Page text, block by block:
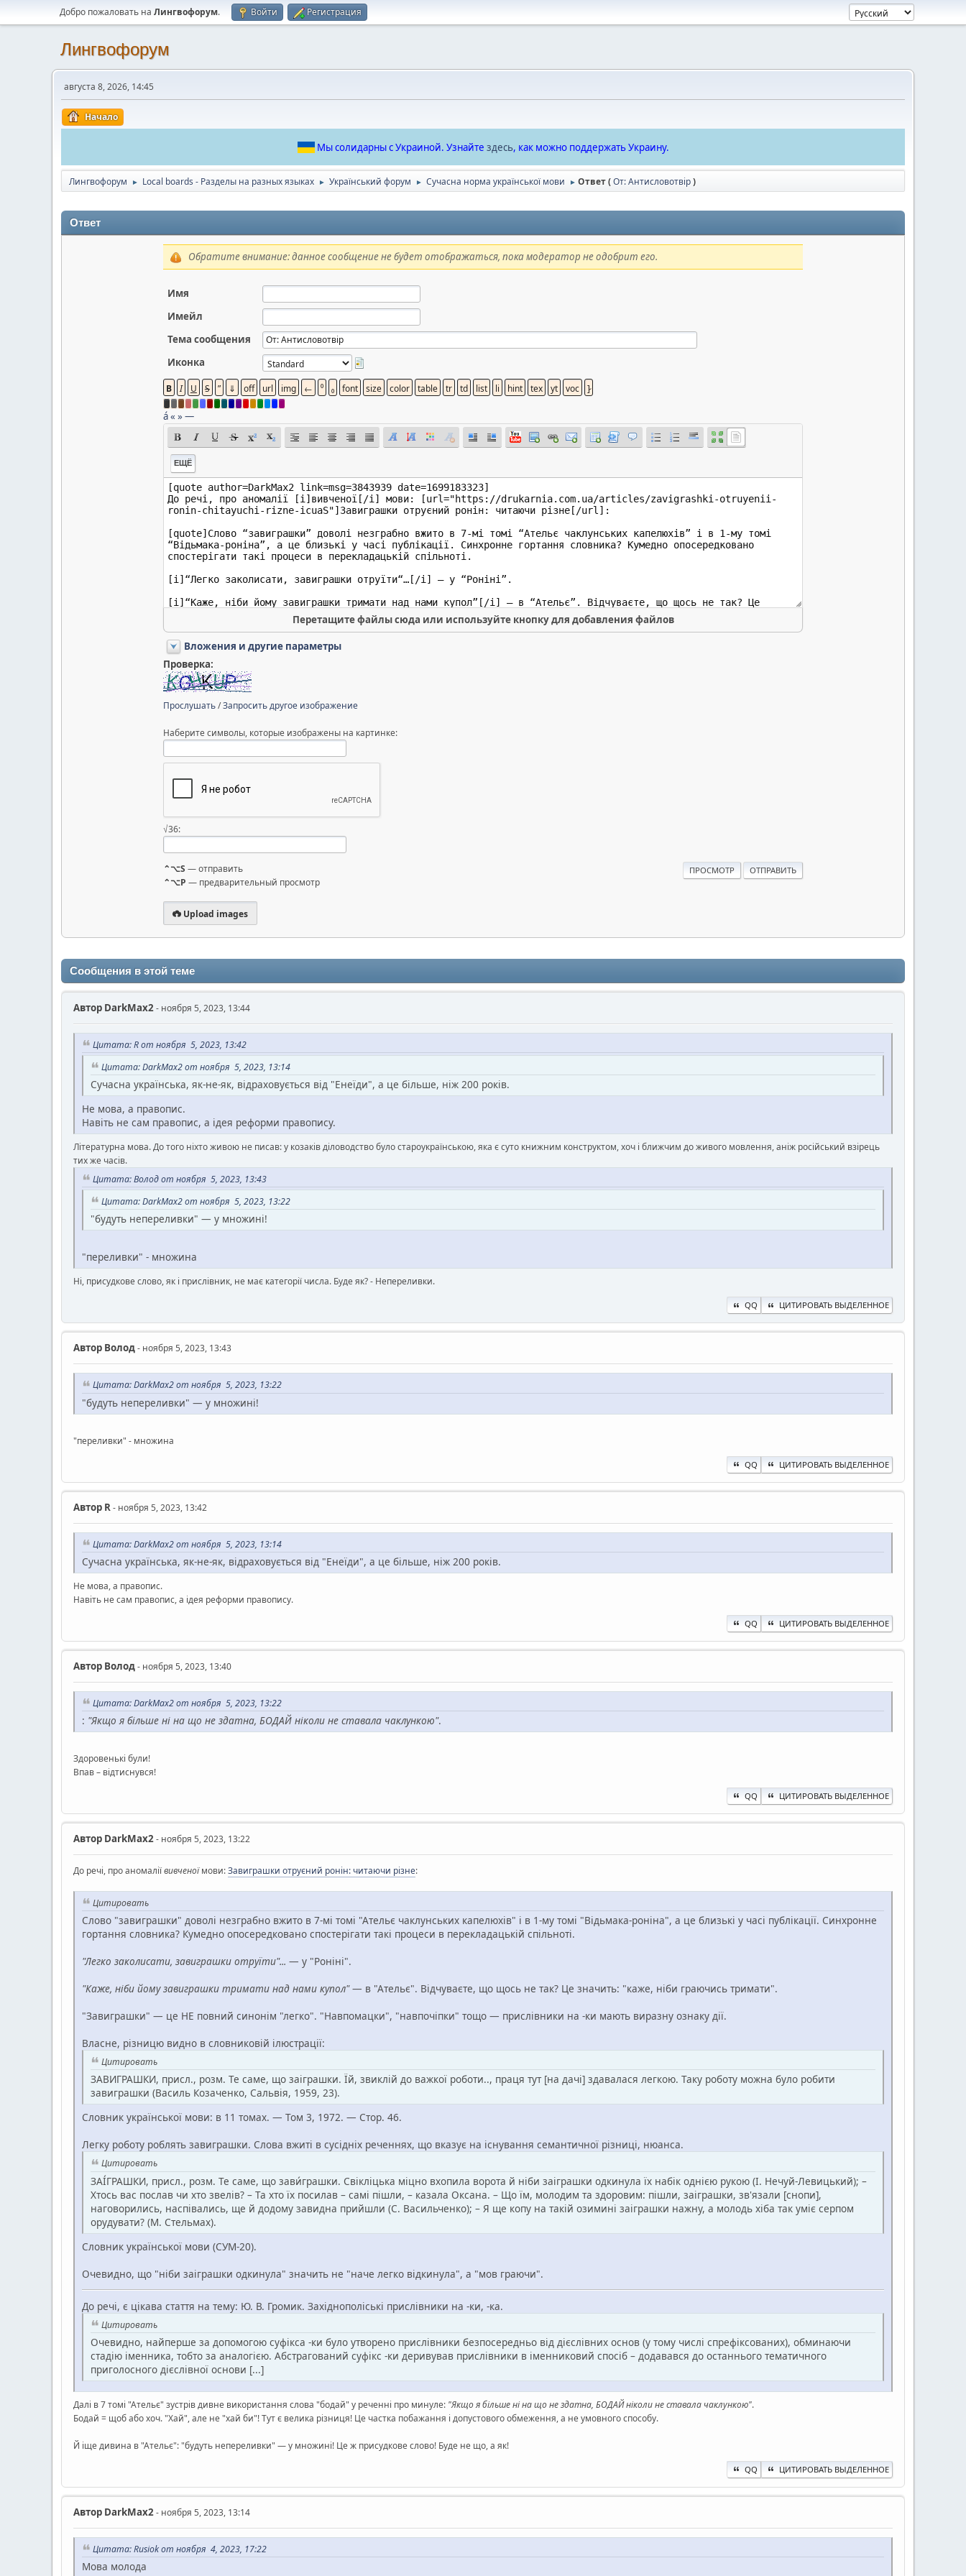
Добро пожаловать на Лингвофорум. Войти Регистрация
Лингвофорум
августа 8, 2026, 14:45
Начало
Мы солидарны с Украиной. Узнайте здесь, как можно поддержать Украину.
Лингвофорум ► Local boards - Разделы на разных языках ► Український форум ► Сучасна норма української мови ► Ответ (От: Антисловотвір)
Ответ
Обратите внимание: данное сообщение не будет отображаться, пока модератор не одобрит его.
Имя
Имейл
Тема сообщения
Иконка
á« »—
ЕЩЁ
Перетащите файлы сюда или используйте кнопку для добавления файлов
Вложения и другие параметры
Проверка:
Прослушать/Запросить другое изображение
Наберите символы, которые изображены на картинке:
√36:
⌃⌥S — отправить
⌃⌥P — предварительный просмотр
Upload images
Сообщения в этой теме
Автор DarkMax2- ноября 5, 2023, 13:44
Цитата: R от ноября 5, 2023, 13:42
Цитата: DarkMax2 от ноября 5, 2023, 13:14
Сучасна українська, як-не-як, відраховується від "Енеїди", а це більше, ніж 200 років.
Не мова, а правопис.
Навіть не сам правопис, а ідея реформи правопису.
Літературна мова. До того ніхто живою не писав: у козаків діловодство було староукраїнською, яка є суто книжним конструктом, хоч і ближчим до живого мовлення, аніж російський взірець
тих же часів.
Цитата: Волод от ноября 5, 2023, 13:43
Цитата: DarkMax2 от ноября 5, 2023, 13:22
"будуть непереливки" — у множині!
"переливки" - множина
Ні, присудкове слово, як і прислівник, не має категорії числа. Буде як? - Непереливки.
QQ ЦИТИРОВАТЬ ВЫДЕЛЕННОЕ
Автор Волод- ноября 5, 2023, 13:43
Цитата: DarkMax2 от ноября 5, 2023, 13:22
"будуть непереливки" — у множині!
"переливки" - множина
QQ ЦИТИРОВАТЬ ВЫДЕЛЕННОЕ
Автор R- ноября 5, 2023, 13:42
Цитата: DarkMax2 от ноября 5, 2023, 13:14
Сучасна українська, як-не-як, відраховується від "Енеїди", а це більше, ніж 200 років.
Не мова, а правопис.
Навіть не сам правопис, а ідея реформи правопису.
QQ ЦИТИРОВАТЬ ВЫДЕЛЕННОЕ
Автор Волод- ноября 5, 2023, 13:40
Цитата: DarkMax2 от ноября 5, 2023, 13:22
: "Якщо я більше ні на що не здатна, БОДАЙ ніколи не ставала чаклункою".
Здоровенькі були!
Впав – відтиснувся!
QQ ЦИТИРОВАТЬ ВЫДЕЛЕННОЕ
Автор DarkMax2- ноября 5, 2023, 13:22
До речі, про аномаліївивченоїмови:Завиграшки отруєний ронін: читаючи різне:
Цитировать
Слово "завиграшки" доволі незграбно вжито в 7-мі томі "Ательє чаклунських капелюхів" і в 1-му томі "Відьмака-роніна", а це близькі у часі публікації. Синхронне
гортання словника? Кумедно опосередковано спостерігати такі процеси в перекладацькій спільноті.
"Легко заколисати, завиграшки отруїти"... — у "Роніні".
"Каже, ніби йому завиграшки тримати над нами купол"— в "Ательє". Відчуваєте, що щось не так? Це значить: "каже, ніби граючись тримати".
"Завиграшки" — це НЕ повний синонім "легко". "Навпомацки", "навпочіпки" тощо — прислівники на -ки мають виразну ознаку дії.
Власне, різницю видно в словниковій ілюстрації:
Цитировать
ЗАВИГРАШКИ, присл., розм. Те саме, що заіграшки. Їй, звиклій до важкої роботи.., праця тут [на дачі] здавалася легкою. Таку роботу можна було робити
завиграшки (Василь Козаченко, Сальвія, 1959, 23).
Словник української мови: в 11 томах. — Том 3, 1972. — Стор. 46.
Легку роботу роблять завиграшки. Слова вжиті в сусідніх реченнях, що вказує на існування семантичної різниці, нюанса.
Цитировать
ЗАІ́ГРАШКИ, присл., розм. Те саме, що зави́грашки. Свікліцька міцно вхопила ворота й ніби заіграшки одкинула їх набік однією рукою (І. Нечуй-Левицький); –
Хтось вас послав чи хто звелів? – Та хто їх посилав – самі пішли, – казала Оксана. – Що їм, молодим та здоровим: пішли, заіграшки, зв'язали [снопи],
наговорились, наспівались, ще й додому завидна прийшли (С. Васильченко); – Я ще копу на такій озимині заіграшки нажну, а молодь хіба так уміє серпом
орудувати? (М. Стельмах).
Словник української мови (СУМ-20).
Очевидно, що "ніби заіграшки одкинула" значить не "наче легко відкинула", а "мов граючи".
До речі, є цікава стаття на тему: Ю. В. Громик. Західнополіські прислівники на -ки, -ка.
Цитировать
Очевидно, найперше за допомогою суфікса -ки було утворено прислівники безпосередньо від дієслівних основ (у тому числі спрефіксованих), обминаючи
стадію іменника, тобто за аналогією. Абстрагований суфікс -ки деривував прислівники в іменниковий спосіб – додавався до останнього тематичного
приголосного дієслівної основи [...]
Далі в 7 томі "Ательє" зустрів дивне використання слова "бодай" у реченні про минуле: "Якщо я більше ні на що не здатна, БОДАЙ ніколи не ставала чаклункою".
Бодай = щоб або хоч. "Хай", але не "хай би"! Тут є велика різниця! Це частка побажання і допустового обмеження, а не умовного способу.
Й іще дивина в "Ательє": "будуть непереливки" — у множині! Це ж присудкове слово! Буде не що, а як!
QQ ЦИТИРОВАТЬ ВЫДЕЛЕННОЕ
Автор DarkMax2- ноября 5, 2023, 13:14
Цитата: Rusiok от ноября 4, 2023, 17:22
Мова молода